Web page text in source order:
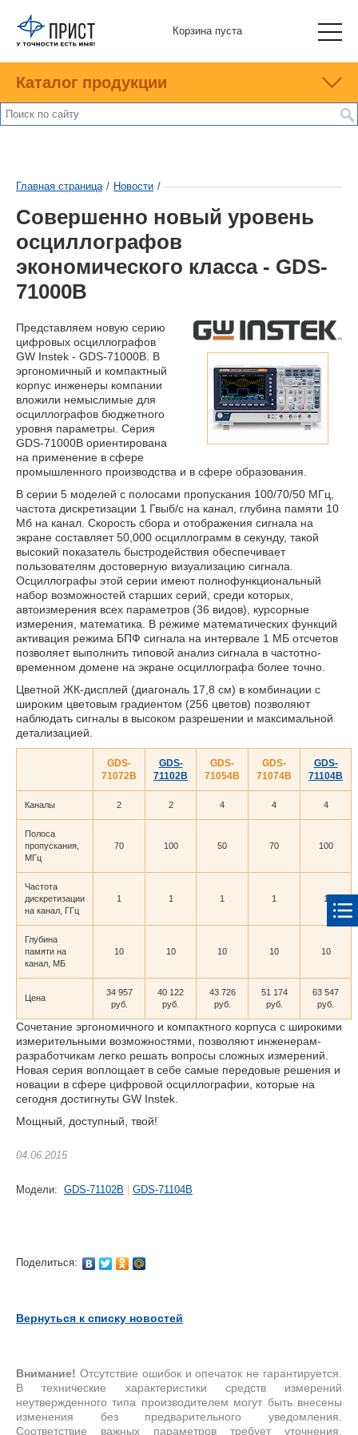
Корзина пуста
Каталог продукции
Главная страница / Новости /
Совершенно новый уровень
осциллографов
экономического класса - GDS-
71000B
Представляем новую серию
цифровых осциллографов
GW Instek - GDS-71000B. В
эргономичный и компактный
корпус инженеры компании
вложили немыслимые для
осциллографов бюджетного
уровня параметры. Серия
GDS-71000B ориентирована
на применение в сфере
промышленного производства и в сфере образования.
В серии 5 моделей с полосами пропускания 100/70/50 МГц,
частота дискретизации 1 Гвыб/с на канал, глубина памяти 10
Мб на канал. Скорость сбора и отображения сигнала на
экране составляет 50,000 осциллограмм в секунду, такой
высокий показатель быстродействия обеспечивает
пользователям достоверную визуализацию сигнала.
Осциллографы этой серии имеют полнофункциональный
набор возможностей старших серий, среди которых,
автоизмерения всех параметров (36 видов), курсорные
измерения, математика. В режиме математических функций
активация режима БПФ сигнала на интервале 1 МБ отсчетов
позволяет выполнить типовой анализ сигнала в частотно-
временном домене на экране осциллографа более точно.
Цветной ЖК-дисплей (диагональ 17,8 см) в комбинации с
широким цветовым градиентом (256 цветов) позволяют
наблюдать сигналы в высоком разрешении и максимальной
детализацией.
GDS-
71072B
GDS-
71102B
GDS-
71054B
GDS-
71074B
GDS-
71104B
Каналы 2 2 4 4 4
Полоса
пропускания,
МГц
70 100 50 70 100
Частота
дискретизации
на канал, ГГц
1 1 1 1 1
Глубина
памяти на
канал, МБ
10 10 10 10 10
Цена
34 957
pуб.
40 122
pуб.
43 726
pуб.
51 174
pуб.
63 547
pуб.
Сочетание эргономичного и компактного корпуса с широкими
измерительными возможностями, позволяют инженерам-
разработчикам легко решать вопросы сложных измерений.
Новая серия воплощает в себе самые передовые решения и
новации в сфере цифровой осциллографии, которые на
сегодня достигнуты GW Instek.
Мощный, доступный, твой!
04.06.2015
Модели: GDS-71102B GDS-71104B
Поделиться:
Вернуться к списку новостей
Внимание! Отсутствие ошибок и опечаток не гарантируется.
В технические характеристики средств измерений
неутвержденного типа производителем могут быть внесены
изменения без предварительного уведомления.
Соответствие важных параметров требует уточнения.